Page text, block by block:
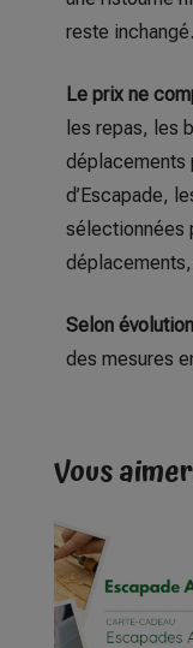
reste inchangé.
Le prix ne
les repas, les
déplacements
d’Escapade,
sélectionnées
Selon
des mesures
Vous